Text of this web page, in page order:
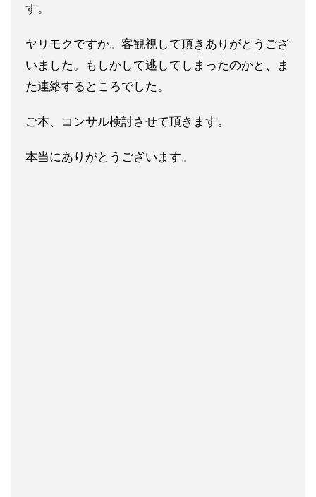
す。
ヤリモクですか。客観視して頂きありがとうござ
いました。もしかして逃してしま ったのかと、ま
た連絡するところでした。
ご本、コンサル検討させて頂きます。
本当にありがとうございます。